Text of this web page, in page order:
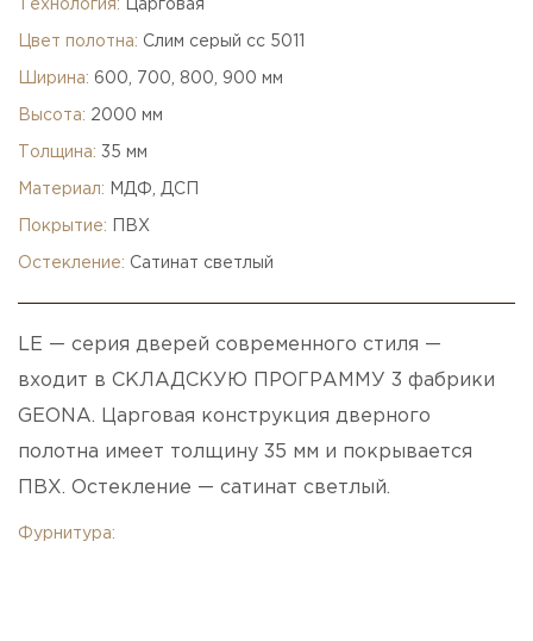
Технология: Царговая
Цвет полотна: Слим серый сс 5011
Ширина: 600, 700, 800, 900 мм
Высота: 2000 мм
Толщина: 35 мм
Материал: МДФ, ДСП
Покрытие: ПВХ
Остекление: Сатинат светлый
LE — серия дверей современного стиля —
входит в СКЛАДСКУЮ ПРОГРАММУ 3 фабрики
GEONA. Царговая конструкция дверного
полотна имеет толщину 35 мм и покрывается
ПВХ. Остекление — сатинат светлый.
Фурнитура: